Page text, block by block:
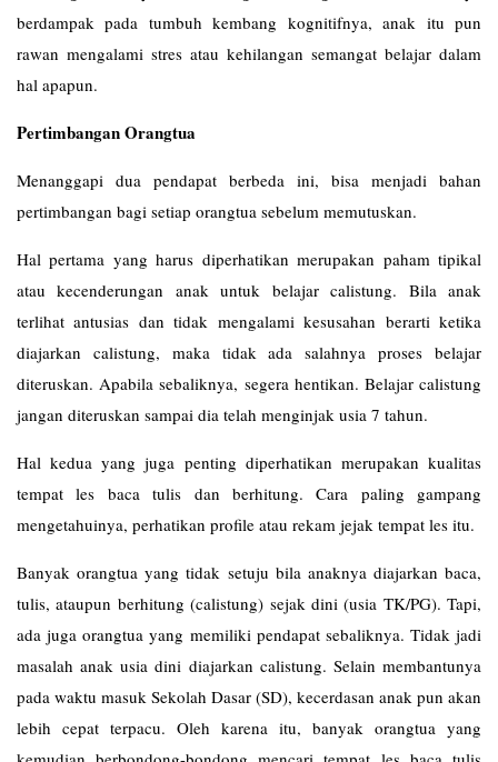
berdampak pada tumbuh kembang kognitifnya, anak itu pun
rawan mengalami stres atau kehilangan semangat belajar dalam
hal apapun.
Pertimbangan Orangtua
Menanggapi dua pendapat berbeda ini, bisa menjadi bahan
pertimbangan bagi setiap orangtua sebelum memutuskan.
Hal pertama yang harus diperhatikan merupakan paham tipikal
atau kecenderungan anak untuk belajar calistung. Bila anak
terlihat antusias dan tidak mengalami kesusahan berarti ketika
diajarkan calistung, maka tidak ada salahnya proses belajar
diteruskan. Apabila sebaliknya, segera hentikan. Belajar calistung
jangan diteruskan sampai dia telah menginjak usia 7 tahun.
Hal kedua yang juga penting diperhatikan merupakan kualitas
tempat les baca tulis dan berhitung. Cara paling gampang
mengetahuinya, perhatikan profile atau rekam jejak tempat les itu.
Banyak orangtua yang tidak setuju bila anaknya diajarkan baca,
tulis, ataupun berhitung (calistung) sejak dini (usia TK/PG). Tapi,
ada juga orangtua yang memiliki pendapat sebaliknya. Tidak jadi
masalah anak usia dini diajarkan calistung. Selain membantunya
pada waktu masuk Sekolah Dasar (SD), kecerdasan anak pun akan
lebih cepat terpacu. Oleh karena itu, banyak orangtua yang